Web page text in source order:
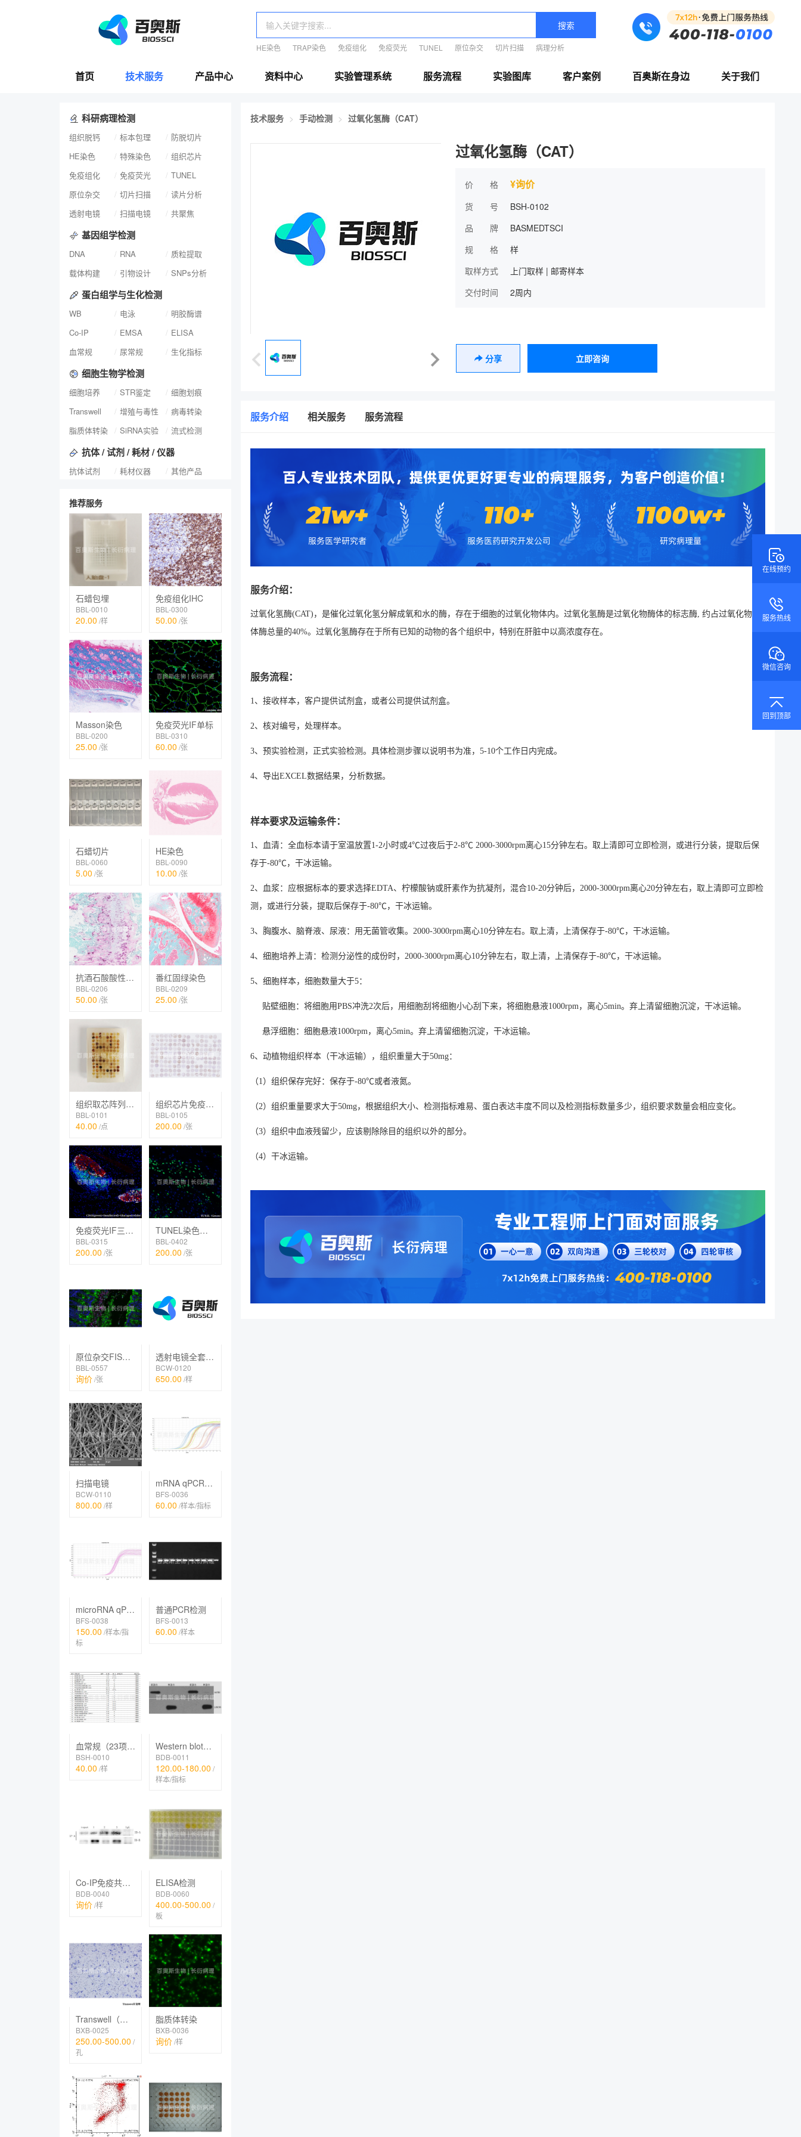
搜索
HE染色 TRAP染色 免疫组化 免疫荧光 TUNEL 原位杂交 切片扫描 病理分析
首页 技术服务 产品中心 资料中心 实验管理系统 服务流程 实验图库 客户案例 百奥斯在身边 关于我们
科研病理检测
组织脱钙 标本包理
防脱切片
HE染色
特殊染色
组织芯片
免疫组化
免疫荧光
TUNEL
原位杂交
切片扫描
读片分析
透射电镜
扫描电镜 共聚焦
基因组学检测
DNA RNA
质粒提取
载体构建
引物设计 SNPs分析
蛋白组学与生化检测
WB 电泳
明胶酶谱
Co-IP
EMSA
ELISA
血常规
尿常规 生化指标
细胞生物学检测
细胞培养 STR鉴定
细胞划痕
Transwell
增殖与毒性
病毒转染
脂质体转染
SiRNA实验 流式检测
抗体 / 试剂 / 耗材 / 仪器
抗体试剂 耗材仪器 其他产品
推荐服务
石蜡包埋
BBL-0010
20.00 /样
免疫组化IHC
BBL-0300
50.00 /张
Masson染色
BBL-0200
25.00 /张
免疫荧光IF单标
BBL-0310
60.00 /张
石蜡切片
BBL-0060
5.00 /张
HE染色
BBL-0090
10.00 /张
抗酒石酸酸性磷酸酶染色（TRAP）
BBL-0206
50.00 /张
番红固绿染色
BBL-0209
25.00 /张
组织取芯阵列制作
BBL-0101
40.00 /点
组织芯片免疫组化IHC
BBL-0105
200.00 /张
免疫荧光IF三标（TSA法）
BBL-0315
200.00 /张
TUNEL染色（荧光）
BBL-0402
200.00 /张
原位杂交FISH、IF双标
BBL-0557
询价/张
透射电镜全套（常规）
BCW-0120
650.00 /样
扫描电镜
BCW-0110
800.00 /样
mRNA qPCR检测
BFS-0036
60.00 /样本/指标
microRNA qPCR检测
BFS-0038
150.00 /样本/指
标
普通PCR检测
BFS-0013
60.00 /样本
血常规（23项，五分类）
BSH-0010
40.00 /样
Western blot（膜、核、线粒体等细胞器蛋白）
BDB-0011
120.00-180.00 /
样本/指标
Co-IP免疫共沉淀
BDB-0040
询价/样
ELISA检测
BDB-0060
400.00-500.00 /
板
Transwell（迁移、趋化、侵袭、共培养）
BXB-0025
250.00-500.00 /
孔
脂质体转染
BXB-0036
询价/样
技术服务 手动检测 过氧化氢酶（CAT）
过氧化氢酶（CAT）
价 格 ¥询价
货 号
BSH-0102
品 牌
BASMEDTSCI
规 格
样
取样方式
上门取样 | 邮寄样本
交付时间
2周内
分享 立即咨询
服务介绍 相关服务 服务流程
服务介绍：
过氧化氢酶(CAT)，是催化过氧化氢分解成氧和水的酶，存在于细胞的过氧化物体内。过氧化氢酶是过氧化物酶体的标志酶, 约占过氧化物酶
体酶总量的40%。过氧化氢酶存在于所有已知的动物的各个组织中，特别在肝脏中以高浓度存在。
服务流程：
1、接收样本，客户提供试剂盒，或者公司提供试剂盒。
2、核对编号，处理样本。
3、预实验检测，正式实验检测。具体检测步骤以说明书为准，5-10个工作日内完成。
4、导出EXCEL数据结果，分析数据。
样本要求及运输条件：
1、血清：全血标本请于室温放置1-2小时或4℃过夜后于2-8℃ 2000-3000rpm离心15分钟左右。取上清即可立即检测，或进行分装，提取后保
存于-80℃，干冰运输。
2、血浆：应根据标本的要求选择EDTA、柠檬酸钠或肝素作为抗凝剂，混合10-20分钟后，2000-3000rpm离心20分钟左右，取上清即可立即检
测，或进行分装，提取后保存于-80℃，干冰运输。
3、胸腹水、脑脊液、尿液：用无菌管收集。2000-3000rpm离心10分钟左右。取上清，上清保存于-80℃，干冰运输。
4、细胞培养上清：检测分泌性的成份时，2000-3000rpm离心10分钟左右，取上清，上清保存于-80℃，干冰运输。
5、细胞样本，细胞数量大于5：
贴壁细胞：将细胞用PBS冲洗2次后，用细胞刮将细胞小心刮下来，将细胞悬液1000rpm，离心5min。弃上清留细胞沉淀，干冰运输。
悬浮细胞：细胞悬液1000rpm，离心5min。弃上清留细胞沉淀，干冰运输。
6、动植物组织样本（干冰运输），组织重量大于50mg：
（1）组织保存完好：保存于-80℃或者液氮。
（2）组织重量要求大于50mg，根据组织大小、检测指标难易、蛋白表达丰度不同以及检测指标数量多少，组织要求数量会相应变化。
（3）组织中血液残留少，应该剔除除目的组织以外的部分。
（4）干冰运输。
在线预约
服务热线
微信咨询
回到顶部